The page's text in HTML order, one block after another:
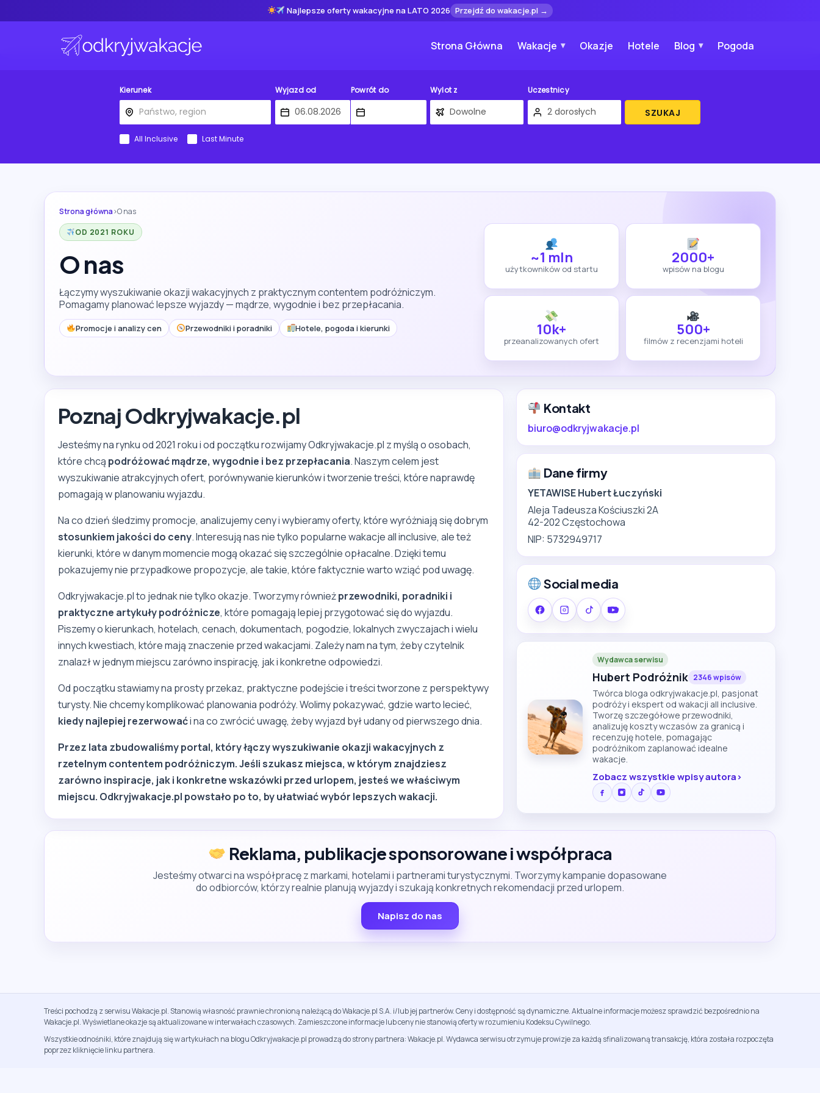
Najlepsze oferty wakacyjne na LATO 2026 Przejdź do wakacje.pl →
Strona Główna Wakacje Okazje Hotele Blog Pogoda
Kierunek Wyjazd od Powrót do Wylot z Uczestnicy
SZUKAJ
All Inclusive Last Minute
Strona główna›O nas
OD 2021 ROKU
O nas
Łączymy wyszukiwanie okazji wakacyjnych z praktycznym contentem podróżniczym.
Pomagamy planować lepsze wyjazdy — mądrze, wygodnie i bez przepłacania.
Promocje i analizy cen Przewodniki i poradniki Hotele, pogoda i kierunki
~1 mln
użytkowników od startu
2000+
wpisów na blogu
10k+
przeanalizowanych ofert
500+
filmów z recenzjami hoteli
Poznaj Odkryjwakacje.pl
Jesteśmy na rynku od 2021 roku i od początku rozwijamy Odkryjwakacje.pl z myślą o osobach,
które chcą podróżować mądrze, wygodnie i bez przepłacania. Naszym celem jest
wyszukiwanie atrakcyjnych ofert, porównywanie kierunków i tworzenie treści, które naprawdę
pomagają w planowaniu wyjazdu.
Na co dzień śledzimy promocje, analizujemy ceny i wybieramy oferty, które wyróżniają się dobrym
stosunkiem jakości do ceny. Interesują nas nie tylko popularne wakacje all inclusive, ale też
kierunki, które w danym momencie mogą okazać się szczególnie opłacalne. Dzięki temu
pokazujemy nie przypadkowe propozycje, ale takie, które faktycznie warto wziąć pod uwagę.
Odkryjwakacje.pl to jednak nie tylko okazje. Tworzymy równieżprzewodniki, poradniki i
praktyczne artykuły podróżnicze, które pomagają lepiej przygotować się do wyjazdu.
Piszemy o kierunkach, hotelach, cenach, dokumentach, pogodzie, lokalnych zwyczajach i wielu
innych kwestiach, które mają znaczenie przed wakacjami. Zależy nam na tym, żeby czytelnik
znalazł w jednym miejscu zarówno inspirację, jak i konkretne odpowiedzi.
Od początku stawiamy na prosty przekaz, praktyczne podejście i treści tworzone z perspektywy
turysty. Nie chcemy komplikować planowania podróży. Wolimy pokazywać, gdzie warto lecieć,
kiedy najlepiej rezerwowaći na co zwrócić uwagę, żeby wyjazd był udany od pierwszego dnia.
Przez lata zbudowaliśmy portal, który łączy wyszukiwanie okazji wakacyjnych z
rzetelnym contentem podróżniczym. Jeśli szukasz miejsca, w którym znajdziesz
zarówno inspiracje, jak i konkretne wskazówki przed urlopem, jesteś we właściwym
miejscu. Odkryjwakacje.pl powstało po to, by ułatwiać wybór lepszych wakacji.
Kontakt
biuro@odkryjwakacje.pl
Dane firmy
YETAWISE Hubert Łuczyński
Aleja Tadeusza Kościuszki 2A
42-202 Częstochowa
NIP: 5732949717
Social media
Wydawca serwisu
Hubert Podróżnik 2346 wpisów
Twórca bloga odkryjwakacje.pl, pasjonat
podróży i ekspert od wakacji all inclusive.
Tworzę szczegółowe przewodniki,
analizuję koszty wczasów za granicą i
recenzuję hotele, pomagając
podróżnikom zaplanować idealne
wakacje.
Zobacz wszystkie wpisy autora
Reklama, publikacje sponsorowane i współpraca
Jesteśmy otwarci na współpracę z markami, hotelami i partnerami turystycznymi. Tworzymy kampanie dopasowane
do odbiorców, którzy realnie planują wyjazdy i szukają konkretnych rekomendacji przed urlopem.
Napisz do nas
Treści pochodzą z serwisu Wakacje.pl. Stanowią własność prawnie chronioną należącą do Wakacje.pl S.A. i/lub jej partnerów. Ceny i dostępność są dynamiczne. Aktualne informacje możesz sprawdzić bezpośrednio na
Wakacje.pl. Wyświetlane okazje są aktualizowane w interwałach czasowych. Zamieszczone informacje lub ceny nie stanowią oferty w rozumieniu Kodeksu Cywilnego.
Wszystkie odnośniki, które znajdują się w artykułach na blogu Odkryjwakacje.pl prowadzą do strony partnera: Wakacje.pl. Wydawca serwisu otrzymuje prowizje za każdą sfinalizowaną transakcję, która została rozpoczęta
poprzez kliknięcie linku partnera.